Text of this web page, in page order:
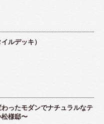
ルデッキ）
ったモダンでナチュラルなテ
様邸〜